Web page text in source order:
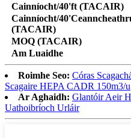
Cainníocht/40'ft (TACAIR)
Cainníocht/
(TACAIR)
MOQ (TACAIR)
Am Luaidhe
Roimhe Seo: Córas
Scagaire HEPA CADR 150m3/u
Ar Aghaidh: Glantóir Aeir
Uathoibríoch Urláir